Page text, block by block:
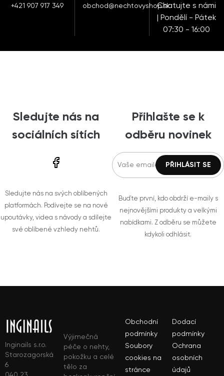
+421 907 917 349 obchod@nechtovyshop.skChatujte s námi
| Pondělí - Pátek
07:30 - 16:00
Sledujte nás na
sociálních sítích
Sledujte nás na svých oblíbených
platformách. Podívejte se na nové
upoutávky, videa s návody a sdílejte
své oblíbené vzhledy nehtů.
Přihlašte se k
odběru novinek
Buďte první, kdo obdrží e-maily s
nejnovějšími produkty a velkými
nabídkami. Z odběru se můžete
kdykoli odhlásit.
Inginails s.r.o.
Starozagorská
6
Výjimečná
péče o nehty,
pokožku a celé
tělo za
Obchodní
podmínky
Dodací
podmínky
Soubory
cookies na
stránce
Ochrana
osobních
údajů